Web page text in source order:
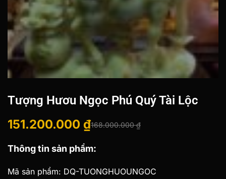
Tượng Hươu Ngọc Phú Quý Tài Lộc
168.000.000₫
Giá
gốc
là:
151.200.000 ₫
Giá
hiện
tại
Thông tin sản phẩm:
Mã sản phẩm: DQ-TUONGHUOUNGOC